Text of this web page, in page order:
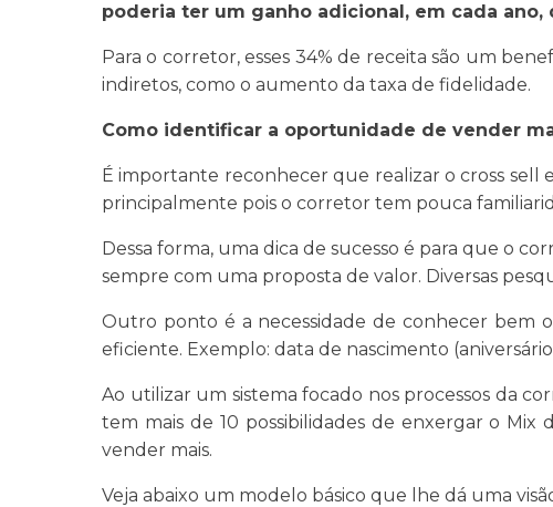
poderia ter um ganho adicional, em cada ano,
Para o corretor, esses 34% de receita são um
indiretos, como o aumento da taxa de fidelidade.
Como identificar a oportunidade de vender
É importante reconhecer que realizar o cross sell
principalmente pois o corretor tem pouca
Dessa forma, uma dica de sucesso é para que o
sempre com uma proposta de valor. Diversas
Outro ponto é a necessidade de conhecer bem
eficiente. Exemplo: data de nascimento
Ao utilizar um sistema focado nos processos da
tem mais de 10 possibilidades de enxergar o
vender mais.
Veja abaixo um modelo básico que lhe dá uma